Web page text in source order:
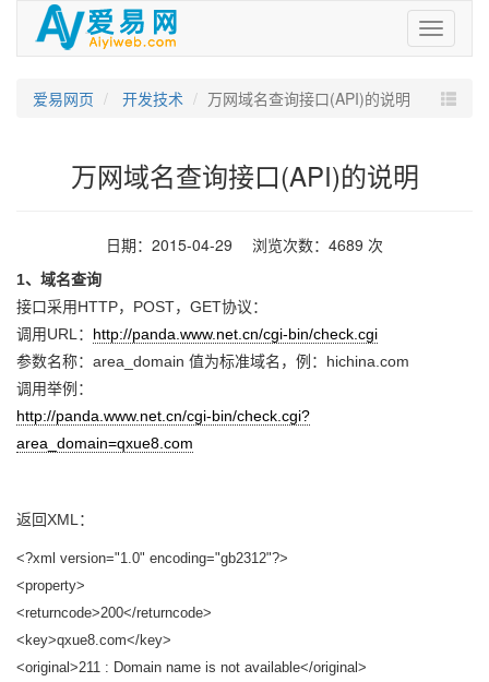
爱
易
爱易网页
开发技术 万网域名查询接口(API)的说明
万网域名查询接口(API)的说明
日期：2015-04-29 浏览次数：4689 次
1、域名查询
接口采用HTTP，POST，GET协议：
调用URL： http://panda.www.net.cn/cgi-bin/check.cgi
参数名称：area_domain 值为标准域名，例：hichina.com
调用举例：
http://panda.www.net.cn/cgi-bin/check.cgi?
area_domain=qxue8.com
返回XML：
<?xml version="1.0" encoding="gb2312"?>
<property>
<returncode>200</returncode>
<key>qxue8.com</key>
<original>211 : Domain name is not available</original>